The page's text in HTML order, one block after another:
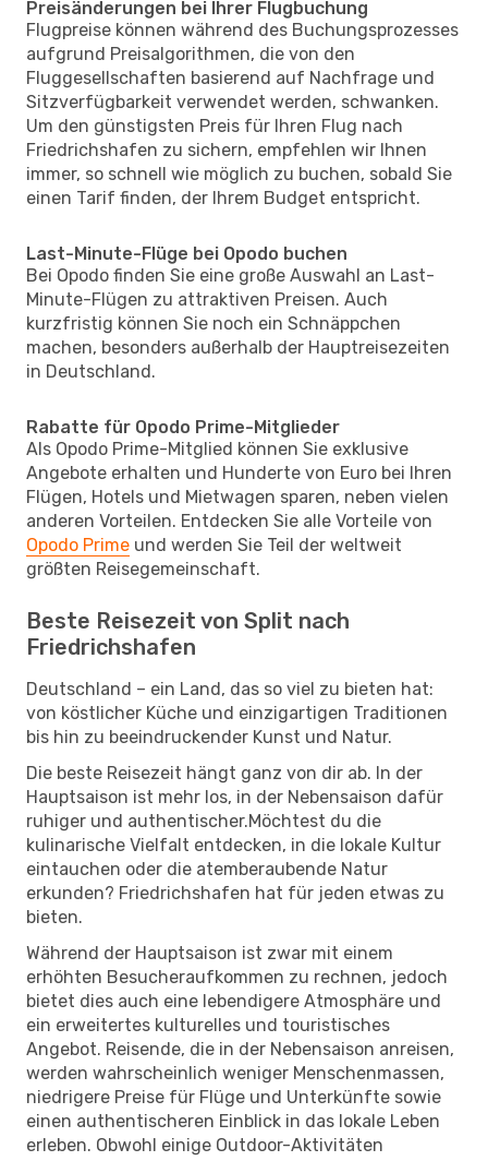
Preisänderungen bei Ihrer Flugbuchung
Flugpreise können während des Buchungsprozesses
aufgrund Preisalgorithmen, die von den
Fluggesellschaften basierend auf Nachfrage und
Sitzverfügbarkeit verwendet werden, schwanken.
Um den günstigsten Preis für Ihren Flug nach
Friedrichshafen zu sichern, empfehlen wir Ihnen
immer, so schnell wie möglich zu buchen, sobald Sie
einen Tarif finden, der Ihrem Budget entspricht.
Last-Minute-Flüge bei Opodo buchen
Bei Opodo finden Sie eine große Auswahl an Last-
Minute-Flügen zu attraktiven Preisen. Auch
kurzfristig können Sie noch ein Schnäppchen
machen, besonders außerhalb der Hauptreisezeiten
in Deutschland.
Rabatte für Opodo Prime-Mitglieder
Als Opodo Prime-Mitglied können Sie exklusive
Angebote erhalten und Hunderte von Euro bei Ihren
Flügen, Hotels und Mietwagen sparen, neben vielen
anderen Vorteilen. Entdecken Sie alle Vorteile von
Opodo Prime und werden Sie Teil der weltweit
größten Reisegemeinschaft.
Beste Reisezeit von Split nach
Friedrichshafen
Deutschland – ein Land, das so viel zu bieten hat:
von köstlicher Küche und einzigartigen Traditionen
bis hin zu beeindruckender Kunst und Natur.
Die beste Reisezeit hängt ganz von dir ab. In der
Hauptsaison ist mehr los, in der Nebensaison dafür
ruhiger und authentischer.Möchtest du die
kulinarische Vielfalt entdecken, in die lokale Kultur
eintauchen oder die atemberaubende Natur
erkunden? Friedrichshafen hat für jeden etwas zu
bieten.
Während der Hauptsaison ist zwar mit einem
erhöhten Besucheraufkommen zu rechnen, jedoch
bietet dies auch eine lebendigere Atmosphäre und
ein erweitertes kulturelles und touristisches
Angebot. Reisende, die in der Nebensaison anreisen,
werden wahrscheinlich weniger Menschenmassen,
niedrigere Preise für Flüge und Unterkünfte sowie
einen authentischeren Einblick in das lokale Leben
erleben. Obwohl einige Outdoor-Aktivitäten